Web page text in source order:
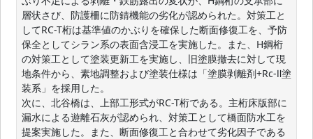
層状さび、防護柵に防錆機能の劣化が認められた。対策工と
してRC-T桁は基準値のかぶりを確保した断面修復工を、予防
保全としてシラン系の表面含浸工を実施した。また、H鋼桁
の対策工として塗装更新工を実施し、旧塗膜撤去に対して現
地条件から、素地調整および塗装仕様は「塗膜剥離剤+Rc-Ⅱ塗
装系」を採用した。
次に、北谷橋は、上部工形式がRC-T桁である。主桁床版部に
漏水による遊離石灰が認められ、対策工として橋面防水工を
提案実施した。また、断面修復工と合わせて劣化因子である